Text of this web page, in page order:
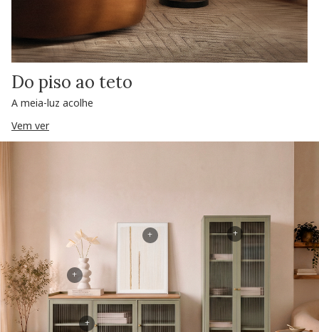
Do piso ao teto
A meia-luz acolhe
Vem ver
+
+
+
+